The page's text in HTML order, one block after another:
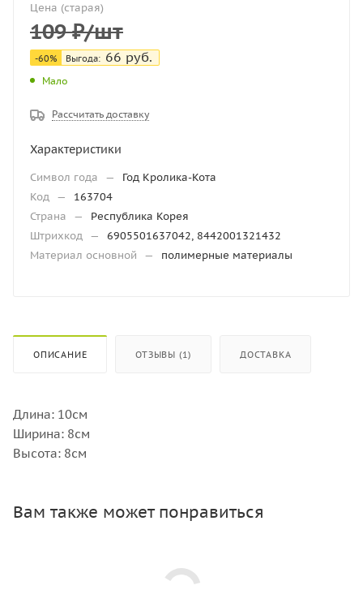
Цена (старая)
109₽/шт
-60% Выгода: 66 руб.
Мало
Рассчитать доставку
Характеристики
Символ года —
Год Кролика-Кота
Код —
163704
Страна
—
Республика Корея
Штрихкод —
6905501637042, 8442001321432
Материал основной
— полимерные материалы
ОПИСАНИЕ ОТЗЫВЫ (1) ДОСТАВКА
Длина: 10см
Ширина: 8см
Высота: 8см
Вам также может понравиться